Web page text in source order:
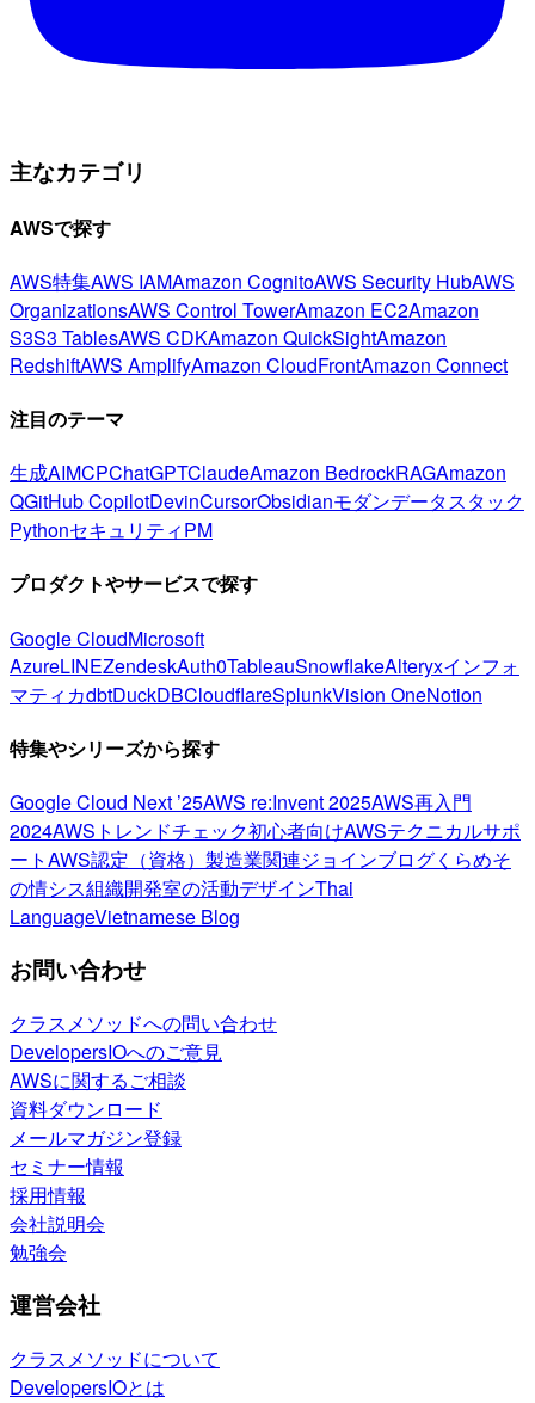
主なカテゴリ
AWSで探す
AWS特集AWS IAMAmazon CognitoAWS Security HubAWS
OrganizationsAWS Control TowerAmazon EC2Amazon
S3S3 TablesAWS CDKAmazon QuickSightAmazon
RedshiftAWS AmplifyAmazon CloudFrontAmazon Connect
注目のテーマ
生成AIMCPChatGPTClaudeAmazon BedrockRAGAmazon
QGitHub CopilotDevinCursorObsidianモダンデータスタック
PythonセキュリティPM
プロダクトやサービスで探す
Google CloudMicrosoft
AzureLINEZendeskAuth0TableauSnowflakeAlteryxインフォ
マティカdbtDuckDBCloudflareSplunkVision OneNotion
特集やシリーズから探す
Google Cloud Next ’25AWS re:Invent 2025AWS再入門
2024AWSトレンドチェック初心者向けAWSテクニカルサポ
ートAWS認定（資格） 製造業関連ジョインブログくらめそ
の情シス組織開発室の活動デザインThai
LanguageVietnamese Blog
お問い合わせ
クラスメソッドへの問い合わせ
DevelopersIOへのご意見
AWSに関するご相談
資料ダウンロード
メールマガジン登録
セミナー情報
採用情報
会社説明会
勉強会
運営会社
クラスメソッドについて
DevelopersIOとは